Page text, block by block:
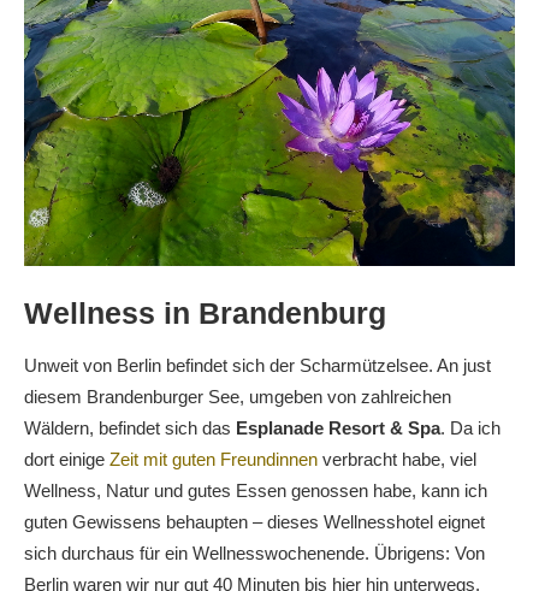
Wellness in Brandenburg
Unweit von Berlin befindet sich der Scharmützelsee. An just
diesem Brandenburger See, umgeben von zahlreichen
Wäldern, befindet sich das Esplanade Resort & Spa. Da ich
dort einige Zeit mit guten Freundinnen verbracht habe, viel
Wellness, Natur und gutes Essen genossen habe, kann ich
guten Gewissens behaupten – dieses Wellnesshotel eignet
sich durchaus für ein Wellnesswochenende. Übrigens: Von
Berlin waren wir nur gut 40 Minuten bis hier hin unterwegs.